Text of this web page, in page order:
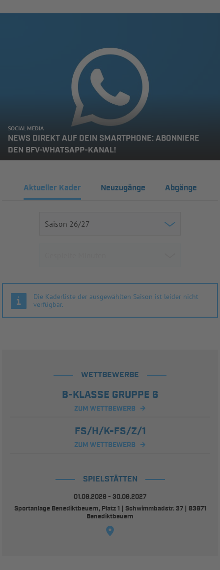
SOCIAL MEDIA
NEWS DIREKT AUF DEIN SMARTPHONE: ABONNIERE
DEN BFV-WHATSAPP-KANAL!
Aktueller Kader Neuzugänge Abgänge
Die Kaderliste der ausgewählten Saison ist leider nicht
verfügbar.
WETTBEWERBE
B-KLASSE GRUPPE 6
ZUM WETTBEWERB
FS/H/K-FS/Z/1
ZUM WETTBEWERB
SPIELSTÄTTEN
01.06.2026 - 30.06.2027
Sportanlage Benediktbeuern, Platz 1 | Schwimmbadstr. 37 | 83671
Benediktbeuern